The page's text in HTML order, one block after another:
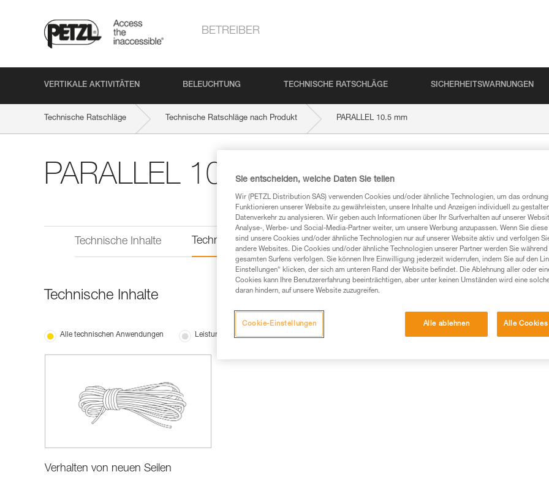
BETREIBER
VERTIKALE AKTIVITÄTEN BELEUCHTUNG TECHNISCHE RATSCHLÄGE SICHERHEITSWARNUNGEN
Technische Ratschläge Technische Ratschläge nach Produkt PARALLEL 10.5 mm
PARALLEL 10.5 mm
Technische Inhalte Technische Informationen
Technische Inhalte
Alle technischen Anwendungen Leistung und Produktinformationen
Verhalten von neuen Seilen
Sie entscheiden, welche Daten Sie teilen
Wir (PETZL Distribution SAS) verwenden Cookies und/oder ähnliche Technologien, um das
Funktionieren unserer Website zu gewährleisten, unsere Inhalte und Anzeigen individuell zu
Datenverkehr zu analysieren. Wir geben auch Informationen über Ihr Surfverhalten auf unserer
Analyse-, Werbe- und Social-Media-Partner weiter, um unsere Werbung anzupassen. Wenn Sie
sind unsere Cookies und/oder ähnliche Technologien nur auf unserer Website aktiv und verfolgen
andere Websites. Die Cookies und/oder ähnliche Technologien unserer Partner werden Sie während
gesamten Surfens verfolgen. Sie können Ihre Einwilligung jederzeit widerrufen, indem Sie auf den
Einstellungen“ klicken, der sich am unteren Rand der Website befindet. Die Ablehnung aller oder
Cookies kann Ihre Benutzererfahrung beeinträchtigen, aber unter keinen Umständen wird eine
daran hindern, auf unsere Website zuzugreifen.
Alle ablehnen Alle
Cookie-Einstellungen